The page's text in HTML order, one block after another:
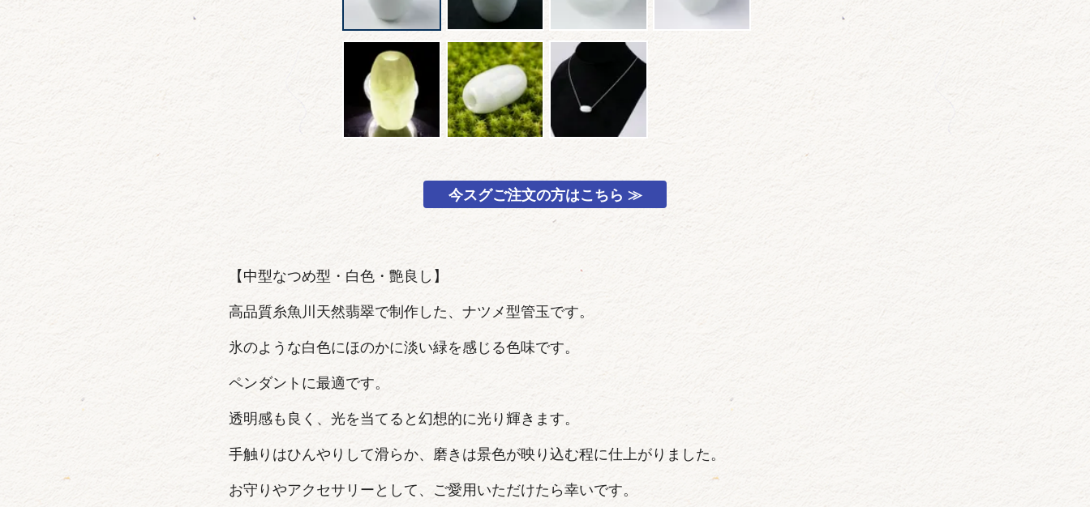
今スグご注文の方はこちら ≫
【中型なつめ型・白色・艶良し】
高品質糸魚川天然翡翠で制作した、ナツメ型管玉です。
氷のような白色にほのかに淡い緑を感じる色味です。
ペンダントに最適です。
透明感も良く、光を当てると幻想的に光り輝きます。
手触りはひんやりして滑らか、磨きは景色が映り込む程に仕上がりました。
お守りやアクセサリーとして、ご愛用いただけたら幸いです。